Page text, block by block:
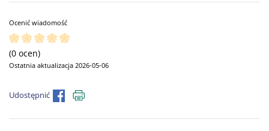
Ocenić wiadomość
(0 ocen)
Ostatnia aktualizacja 2026-05-06
Udostępnić